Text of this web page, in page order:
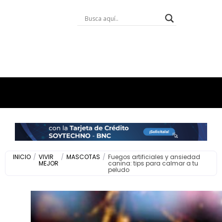
INICIO / VIVIR
MEJOR
/ MASCOTAS / Fuegos artificiales y ansiedad
canina: tips para calmar a tu
peludo